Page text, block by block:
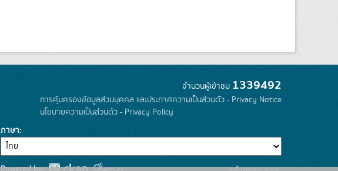
จำนวนผู้เข้าชม 1339492
การคุ้มครองข้อมูลส่วนบุคคล และประกาศความเป็นส่วนตัว - Privacy Notice
นโยบายความเป็นส่วนตัว - Privacy Policy
ภาษา